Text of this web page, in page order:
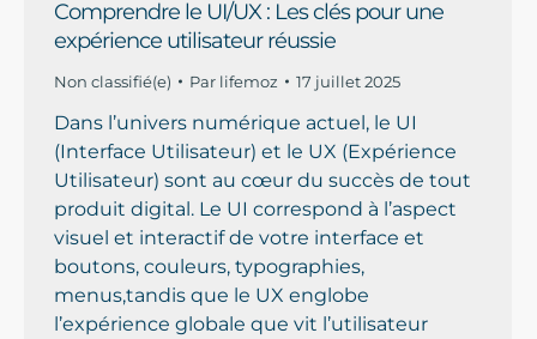
Comprendre le UI/UX : Les clés pour une
expérience utilisateur réussie
Non classifié(e) Par lifemoz 17 juillet 2025
Dans l’univers numérique actuel, le UI
(Interface Utilisateur) et le UX (Expérience
Utilisateur) sont au cœur du succès de tout
produit digital. Le UI correspond à l’aspect
visuel et interactif de votre interface et
boutons, couleurs, typographies,
menus,tandis que le UX englobe
l’expérience globale que vit l’utilisateur